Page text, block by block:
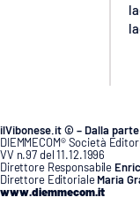
ilVibonese.it © – Dalla
DIEMMECOM® Società
VV n.97 del 11.12.1996
Direttore Responsabile
Direttore Editoriale Maria
www.diemmecom.it